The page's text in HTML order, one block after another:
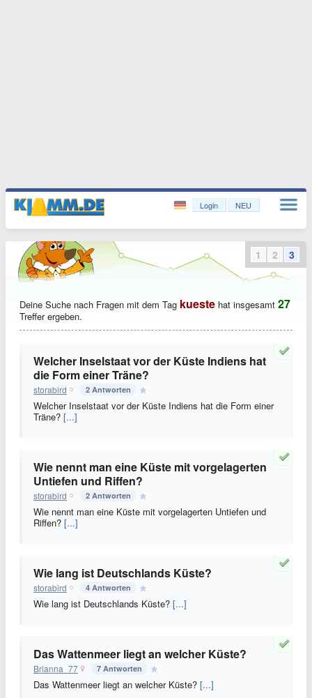
Login NEU
Deine Suche nach Fragen mit dem Tag kueste hat insgesamt 27
Treffer ergeben.
Welcher Inselstaat vor der Küste Indiens hat
die Form einer Träne?
storabird 2 Antworten
Welcher Inselstaat vor der Küste Indiens hat die Form einer
Träne? [...]
Wie nennt man eine Küste mit vorgelagerten
Untiefen und Riffen?
storabird 2 Antworten
Wie nennt man eine Küste mit vorgelagerten Untiefen und
Riffen? [...]
Wie lang ist Deutschlands Küste?
storabird 4 Antworten
Wie lang ist Deutschlands Küste? [...]
Das Wattenmeer liegt an welcher Küste?
Brianna_77 7 Antworten
Das Wattenmeer liegt an welcher Küste? [...]
1 2 3